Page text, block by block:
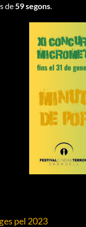
de 59 segons
pel 2023